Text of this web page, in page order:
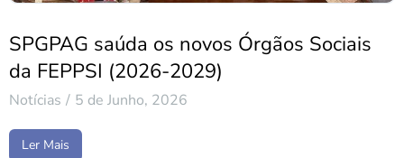
SPGPAG saúda os novos Órgãos Sociais
da FEPPSI (2026-2029)
Notícias 5 de Junho, 2026
Ler Mais